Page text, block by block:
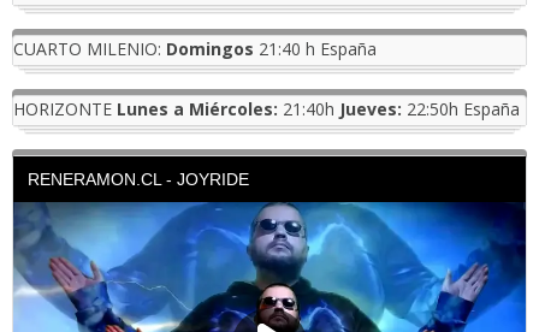
CUARTO MILENIO: Domingos 21:40 h España
HORIZONTE Lunes a Miércoles: 21:40h Jueves: 22:50h España